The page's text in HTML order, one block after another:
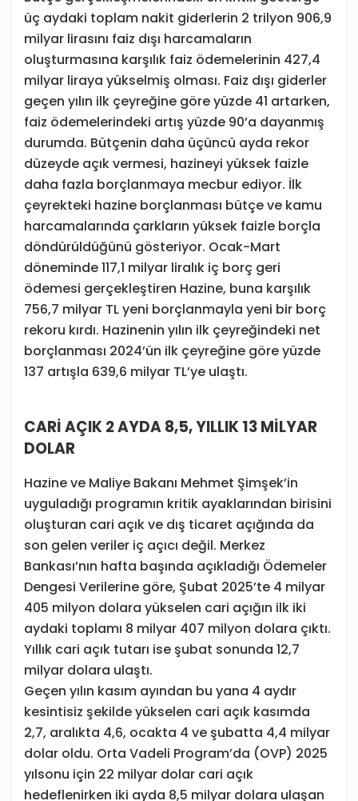
üç aydaki toplam nakit giderlerin 2 trilyon 906,9
milyar lirasını faiz dışı harcamaların
oluşturmasına karşılık faiz ödemelerinin 427,4
milyar liraya yükselmiş olması. Faiz dışı giderler
geçen yılın ilk çeyreğine göre yüzde 41 artarken,
faiz ödemelerindeki artış yüzde 90’a dayanmış
durumda. Bütçenin daha üçüncü ayda rekor
düzeyde açık vermesi, hazineyi yüksek faizle
daha fazla borçlanmaya mecbur ediyor. İlk
çeyrekteki hazine borçlanması bütçe ve kamu
harcamalarında çarkların yüksek faizle borçla
döndürüldüğünü gösteriyor. Ocak-Mart
döneminde 117,1 milyar liralık iç borç geri
ödemesi gerçekleştiren Hazine, buna karşılık
756,7 milyar TL yeni borçlanmayla yeni bir borç
rekoru kırdı. Hazinenin yılın ilk çeyreğindeki net
borçlanması 2024’ün ilk çeyreğine göre yüzde
137 artışla 639,6 milyar TL’ye ulaştı.
CARİ AÇIK 2 AYDA 8,5, YILLIK 13 MİLYAR
DOLAR
Hazine ve Maliye Bakanı Mehmet Şimşek’in
uyguladığı programın kritik ayaklarından birisini
oluşturan cari açık ve dış ticaret açığında da
son gelen veriler iç açıcı değil. Merkez
Bankası’nın hafta başında açıkladığı Ödemeler
Dengesi Verilerine göre, Şubat 2025’te 4 milyar
405 milyon dolara yükselen cari açığın ilk iki
aydaki toplamı 8 milyar 407 milyon dolara çıktı.
Yıllık cari açık tutarı ise şubat sonunda 12,7
milyar dolara ulaştı.
Geçen yılın kasım ayından bu yana 4 aydır
kesintisiz şekilde yükselen cari açık kasımda
2,7, aralıkta 4,6, ocakta 4 ve şubatta 4,4 milyar
dolar oldu. Orta Vadeli Program’da (OVP) 2025
yılsonu için 22 milyar dolar cari açık
hedeflenirken iki ayda 8,5 milyar dolara ulaşan